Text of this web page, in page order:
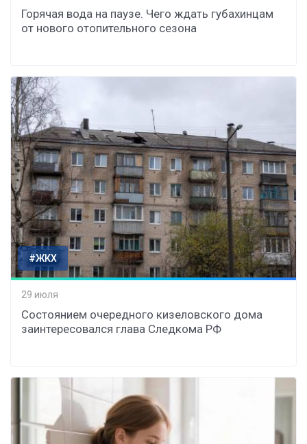
Горячая вода на паузе. Чего ждать губахинцам
от нового отопительного сезона
#ЖКХ
29 июля
Состоянием очередного кизеловского дома
заинтересовался глава Следкома РФ